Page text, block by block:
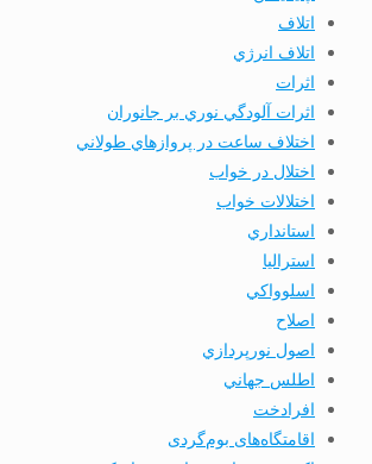
اتلاف
اتلاف انرژي
اثرات
اثرات آلودگي نوري بر جانوران
اختلاف ساعت در پروازهاي طولاني
اختلال در خواب
اختلالات خواب
استانداري
استرالیا
اسلوواكي
اصلاح
اصول نورپردازي
اطلس جهاني
افرادخت
اقامتگاه‌های بوم‌گردی